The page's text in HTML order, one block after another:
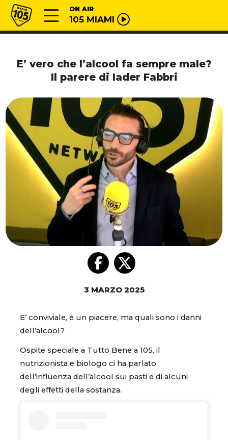
Vai al contenuto
Radio 105 ON AIR
105 MIAMI
E’ vero che l’alcool fa sempre male?
Il parere di Iader Fabbri
3 MARZO 2025
E’ conviviale, è un piacere, ma quali sono i danni
dell’alcool?
Ospite speciale a Tutto Bene a 105, il
nutrizionista e biologo ci ha parlato
dell’influenza dell’alcool sui pasti e di alcuni
degli effetti della sostanza.